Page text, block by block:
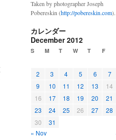
Taken by photographer Joseph
Pobereskin (http://pobereskin.com).
カレンダー
December 2012
S M T W T F
2
3 4 5 6 7
9
10 11 12 13 14
16
17 18 19 20 21
23
24 25 26 27 28
30
31
« Nov